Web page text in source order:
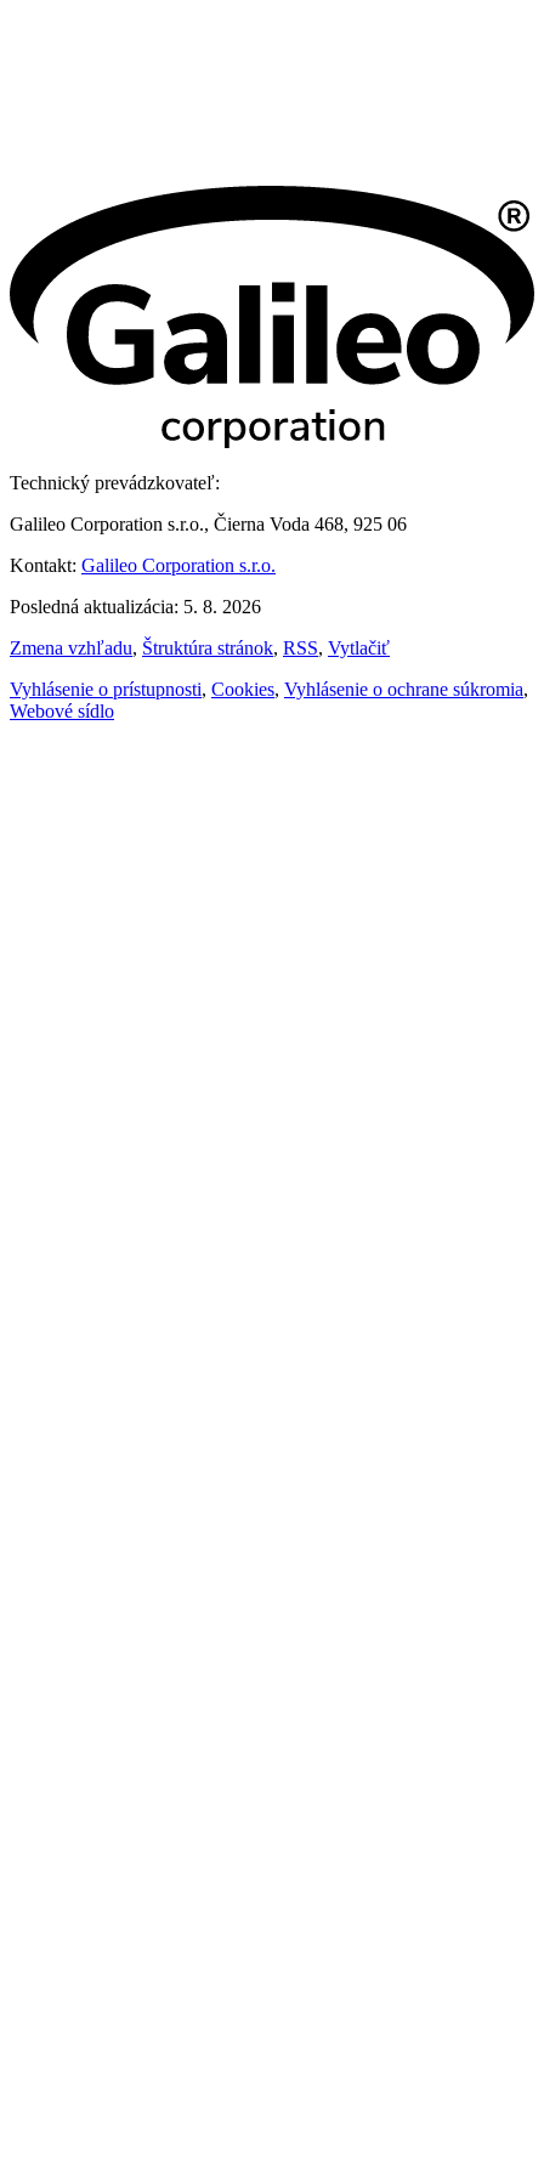
Technický prevádzkovateľ:
Galileo Corporation s.r.o., Čierna Voda 468, 925 06
Kontakt: Galileo Corporation s.r.o.
Posledná aktualizácia: 5. 8. 2026
Zmena vzhľadu, Štruktúra stránok, RSS, Vytlačiť
Vyhlásenie o prístupnosti, Cookies, Vyhlásenie o ochrane súkromia,
Webové sídlo